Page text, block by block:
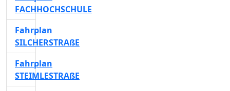
FACHHOCHSCHULE
Fahrplan
SILCHERSTRAßE
Fahrplan
STEIMLESTRAßE